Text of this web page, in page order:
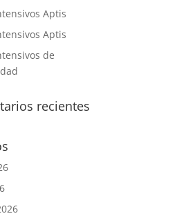
Aptis
Aptis
de
recientes